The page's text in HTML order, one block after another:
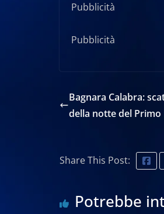
Pubblicità
Pubblicità
Bagnara Calabra:
della notte del Primo
Share This Post:
Potrebbe